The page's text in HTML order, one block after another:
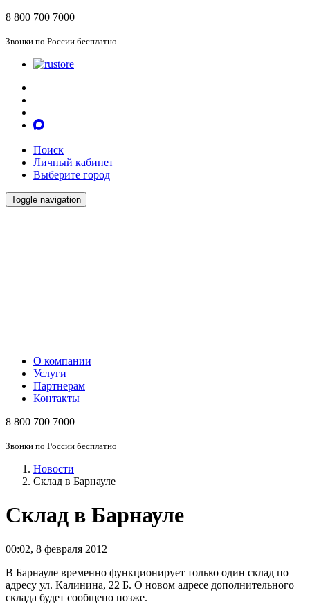
8 800 700 7000
Звонки по России бесплатно
Поиск
Личный кабинет
Выберите город
Toggle navigation
О компании
Услуги
Партнерам
Контакты
8 800 700 7000
Звонки по России бесплатно
Новости
Склад в Барнауле
Склад в Барнауле
00:02, 8 февраля 2012
В Барнауле временно функционирует только один склад по
адресу ул. Калинина, 22 Б. О новом адресе дополнительного
склада будет сообщено позже.